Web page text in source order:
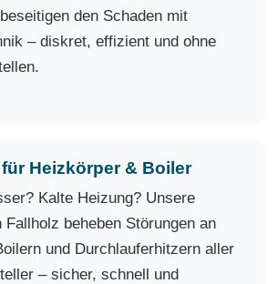
den Schaden mit
– diskret, effizient und ohne
Heizkörper & Boiler
Kalte Heizung? Unsere
Fallholz beheben Störungen an
und Durchlauferhitzern aller
– sicher, schnell und